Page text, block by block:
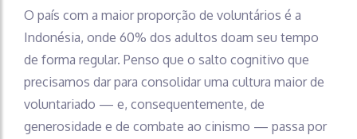
O país com a maior proporção de voluntários é a
Indonésia, onde 60% dos adultos doam seu tempo
de forma regular. Penso que o salto cognitivo que
precisamos dar para consolidar uma cultura maior de
voluntariado — e, consequentemente, de
generosidade e de combate ao cinismo — passa por